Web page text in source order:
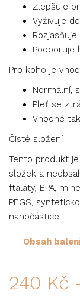
Zlepšuje
Vyživuje
Podporuje
Pro koho je
Normální,
Pleť se
Vhodné
Čisté složení
Tento produkt
složek a
ftaláty, BPA,
PEGS,
nanočástice.
Obsah
240 Kč